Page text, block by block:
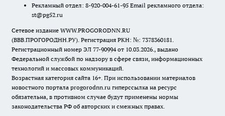
Рекламный отдел: 8-920-004-61-95 Email рекламного отдела:
st@pg52.ru
Сетевое издание WWW.PROGORODNN.RU
(ВВВ.ПРОГОРОДНН.РУ). Регистрация РКН: №: 7378360181.
Регистрационный номер ЭЛ 77-90994 от 10.03.2026., выдано
Федеральной службой по надзору в сфере связи, информационных
технологий и массовых коммуникаций.
Возрастная категория сайта 16+. При использовании материалов
новостного портала progorodnn.ru гиперссылка на ресурс
обязательна, в противном случае будут применены нормы
законодательства РФ об авторских и смежных правах.